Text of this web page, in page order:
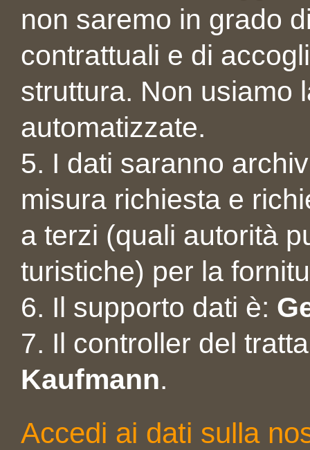
non saremo in grado
contrattuali e di
struttura. Non usiamo
automatizzate.
5. I dati saranno
misura richiesta e
a terzi (quali autorità
turistiche) per la
6. Il supporto dati è:
7. Il controller del
Kaufmann.
Accedi ai dati sulla